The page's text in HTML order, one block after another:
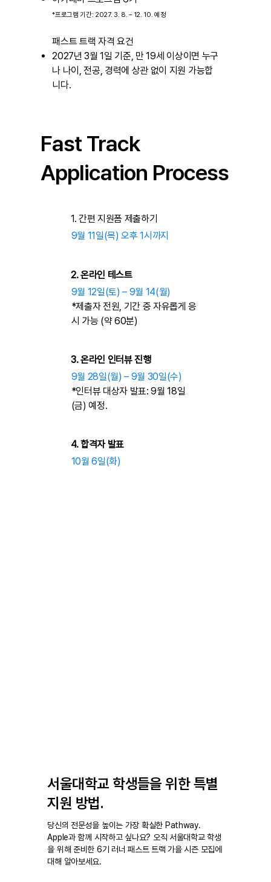
서울대학교 학생들을 위한 특별
지원 방법.
당신의 전문성을 높이는 가장 확실한 Pathway.
Apple과 함께 시작하고 싶나요? 오직 서울대학교 학생
을 위해 준비한 6기 러너 패스트 트랙 가을 시즌 모집에
대해 알아보세요.
*프로그램 기간: 2027. 3. 8. – 12. 10. 예정
패스트 트랙 자격 요건
2027년 3월 1일 기준, 만 19세 이상이면 누구
나 나이, 전공, 경력에 상관 없이 지원 가능합
니다.
Fast Track
Application Process
1. 간편 지원폼 제출하기
9월 11일(목) 오후 1시까지
2. 온라인 테스트
​9월 12일(토) – 9월 14(월)
*제출자 전원, 기간 중 자유롭게 응
시 가능 (약 60분)
3. 온라인 인터뷰 진행
​9월 28일(월) – 9월 30일(수)
​*인터뷰 대상자 발표: 9월 18일
(금) 예정.
4. 합격자 발표
10월 6일(화)